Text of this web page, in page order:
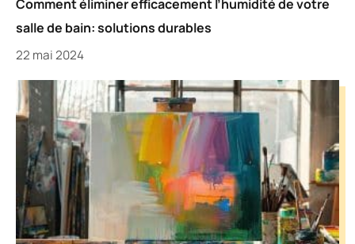
Comment éliminer efficacement l’humidité de votre
salle de bain: solutions durables
22 mai 2024